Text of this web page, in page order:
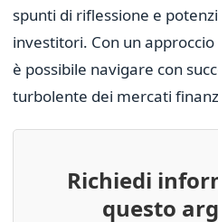
spunti di riflessione e
investitori. Con un
è possibile navigare con
turbolente dei mercati
Richiedi
questo